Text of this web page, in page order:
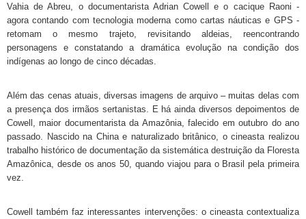
Vahia de Abreu, o documentarista Adrian Cowell e o cacique Raoni -
agora contando com tecnologia moderna como cartas náuticas e GPS -
retomam o mesmo trajeto, revisitando aldeias, reencontrando
personagens e constatando a dramática evolução na condição dos
indígenas ao longo de cinco décadas.
Além das cenas atuais, diversas imagens de arquivo – muitas delas com
a presença dos irmãos sertanistas. E há ainda diversos depoimentos de
Cowell, maior documentarista da Amazônia, falecido em outubro do ano
passado. Nascido na China e naturalizado britânico, o cineasta realizou
trabalho histórico de documentação da sistemática destruição da Floresta
Amazônica, desde os anos 50, quando viajou para o Brasil pela primeira
vez.
Cowell também faz interessantes intervenções: o cineasta contextualiza